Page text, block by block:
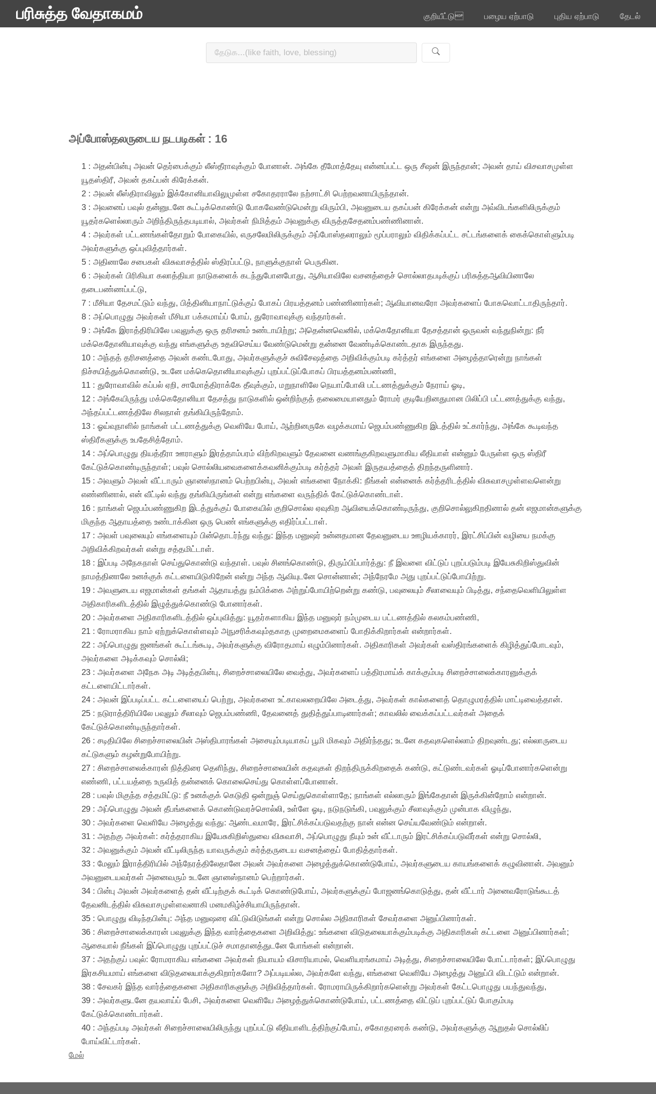
பரிசுத்த வேதாகமம் குறியீட்டு பழைய ஏற்பாடு புதிய ஏற்பாடு தேடல்
அப்போஸ்தலருடைய நடபடிகள் : 16
1 : அதன்பின்பு அவன் தெர்பைக்கும் லீஸ்தீராவுக்கும் போனான். அங்கே தீமோத்தேயு என்னப்பட்ட ஒரு சீஷன் இருந்தான்; அவன் தாய் விசவாசமுள்ள
யூதஸ்திரீ, அவன் தகப்பன் கிரேக்கன்.
2 : அவன் லீஸ்திராவிலும் இக்கோனியாவிலுமுள்ள சகோதரராலே நற்சாட்சி பெற்றவனாயிருந்தான்.
3 : அவனைப் பவுல் தன்னுடனே கூட்டிக்கொண்டு போகவேண்டுமென்று விரும்பி, அவனுடைய தகப்பன் கிரேக்கன் என்று அவ்விடங்களிலிருக்கும்
யூதர்களெல்லாரும் அறிந்திருந்தபடியால், அவர்கள் நிமித்தம் அவனுக்கு விருத்தசேதனம்பண்ணினான்.
4 : அவர்கள் பட்டணங்கள்தோறும் போகையில், எருசலேமிலிருக்கும் அப்போஸ்தலராலும் மூப்பராலும் விதிக்கப்பட்ட சட்டங்களைக் கைக்கொள்ளும்படி
அவர்களுக்கு ஒப்புவித்தார்கள்.
5 : அதினாலே சபைகள் விசுவாசத்தில் ஸ்திரப்பட்டு, நாளுக்குநாள் பெருகின.
6 : அவர்கள் பிரிகியா கலாத்தியா நாடுகளைக் கடந்துபோனபோது, ஆசியாவிலே வசனத்தைச் சொல்லாதபடிக்குப் பரிசுத்தஆவியினாலே
தடைபண்ணப்பட்டு,
7 : மீசியா தேசமட்டும் வந்து, பித்தினியாநாட்டுக்குப் போகப் பிரயத்தனம் பண்ணினார்கள்; ஆவியானவரோ அவர்களைப் போகவொட்டாதிருந்தார்.
8 : அப்பொழுது அவர்கள் மீசியா பக்கமாய்ப் போய், துரோவாவுக்கு வந்தார்கள்.
9 : அங்கே இராத்திரியிலே பவுலுக்கு ஒரு தரிசனம் உண்டாயிற்று; அதென்னவெனில், மக்கெதோனியா தேசத்தான் ஒருவன் வந்துநின்று: நீர்
மக்கெதோனியாவுக்கு வந்து எங்களுக்கு உதவிசெய்ய வேண்டுமென்று தன்னை வேண்டிக்கொண்டதாக இருந்தது.
10 : அந்தத் தரிசனத்தை அவன் கண்டபோது, அவர்களுக்குச் சுவிசேஷத்தை அறிவிக்கும்படி கர்த்தர் எங்களை அழைத்தாரென்று நாங்கள்
நிச்சயித்துக்கொண்டு, உடனே மக்கெதொனியாவுக்குப் புறப்பட்டுப்போகப் பிரயத்தனம்பண்ணி,
11 : துரோவாவில் கப்பல் ஏறி, சாமோத்திராக்கே தீவுக்கும், மறுநாளிலே நெயாப்போலி பட்டணத்துக்கும் நேராய் ஓடி,
12 : அங்கேயிருந்து மக்கெதோனியா தேசத்து நாடுகளில் ஒன்றிற்குத் தலைமையானதும் ரோமர் குடியேறினதுமான பிலிப்பி பட்டணத்துக்கு வந்து,
அந்தப்பட்டணத்திலே சிலநாள் தங்கியிருந்தோம்.
13 : ஓய்வுநாளில் நாங்கள் பட்டணத்துக்கு வெளியே போய், ஆற்றினருகே வழக்கமாய் ஜெபம்பண்ணுகிற இடத்தில் உட்கார்ந்து, அங்கே கூடிவந்த
ஸ்திரீகளுக்கு உபதேசித்தோம்.
14 : அப்பொழுது தியத்தீரா ஊராளும் இரத்தாம்பரம் விற்கிறவளும் தேவனை வணங்குகிறவளுமாகிய லீதியாள் என்னும் பேருள்ள ஒரு ஸ்திரீ
கேட்டுக்கொண்டிருந்தாள்; பவுல் சொல்லியவைகளைக்கவனிக்கும்படி கர்த்தர் அவள் இருதயத்தைத் திறந்தருளினார்.
15 : அவளும் அவள் வீட்டாரும் ஞானஸ்நானம் பெற்றபின்பு, அவள் எங்களை நோக்கி: நீங்கள் என்னைக் கர்த்தரிடத்தில் விசுவாசமுள்ளவளென்று
எண்ணினால், என் வீட்டில் வந்து தங்கியிருங்கள் என்று எங்களை வருந்திக் கேட்டுக்கொண்டாள்.
16 : நாங்கள் ஜெபம்பண்ணுகிற இடத்துக்குப் போகையில் குறிசொல்ல ஏவுகிற ஆவியைக்கொண்டிருந்து, குறிசொல்லுகிறதினால் தன் எஜமான்களுக்கு
மிகுந்த ஆதாயத்தை உண்டாக்கின ஒரு பெண் எங்களுக்கு எதிர்ப்பட்டாள்.
17 : அவள் பவுலையும் எங்களையும் பின்தொடர்ந்து வந்து: இந்த மனுஷர் உன்னதமான தேவனுடைய ஊழியக்காரர், இரட்சிப்பின் வழியை நமக்கு
அறிவிக்கிறவர்கள் என்று சத்தமிட்டாள்.
18 : இப்படி அநேகநாள் செய்துகொண்டு வந்தாள். பவுல் சினங்கொண்டு, திரும்பிப்பார்த்து: நீ இவளை விட்டுப் புறப்படும்படி இயேசுகிறிஸ்துவின்
நாமத்தினாலே உனக்குக் கட்டளையிடுகிறேன் என்று அந்த ஆவியுடனே சொன்னான்; அந்நேரமே அது புறப்பட்டுப்போயிற்று.
19 : அவளுடைய எஜமான்கள் தங்கள் ஆதாயத்து நம்பிக்கை அற்றுப்போயிற்றென்று கண்டு, பவுலையும் சீலாவையும் பிடித்து, சந்தைவெளியிலுள்ள
அதிகாரிகளிடத்தில் இழுத்துக்கொண்டு போனார்கள்.
20 : அவர்களை அதிகாரிகளிடத்தில் ஒப்புவித்து: யூதர்களாகிய இந்த மனுஷர் நம்முடைய பட்டணத்தில் கலகம்பண்ணி,
21 : ரோமராகிய நாம் ஏற்றுக்கொள்ளவும் அநுசரிக்கவும்தகாத முறைமைகளைப் போதிக்கிறார்கள் என்றார்கள்.
22 : அப்பொழுது ஜனங்கள் கூட்டங்கூடி, அவர்களுக்கு விரோதமாய் எழும்பினார்கள். அதிகாரிகள் அவர்கள் வஸ்திரங்களைக் கிழித்துப்போடவும்,
அவர்களை அடிக்கவும் சொல்லி;
23 : அவர்களை அநேக அடி அடித்தபின்பு, சிறைச்சாலையிலே வைத்து, அவர்களைப் பத்திரமாய்க் காக்கும்படி சிறைச்சாலைக்காரனுக்குக்
கட்டளையிட்டார்கள்.
24 : அவன் இப்படிப்பட்ட கட்டளையைப் பெற்று, அவர்களை உட்காவலறையிலே அடைத்து, அவர்கள் கால்களைத் தொழுமரத்தில் மாட்டிவைத்தான்.
25 : நடுராத்திரியிலே பவுலும் சீலாவும் ஜெபம்பண்ணி, தேவனைத் துதித்துப்பாடினார்கள்; காவலில் வைக்கப்பட்டவர்கள் அதைக்
கேட்டுக்கொண்டிருந்தார்கள்.
26 : சடிதியிலே சிறைச்சாலையின் அஸ்திபாரங்கள் அசையும்படியாகப் பூமி மிகவும் அதிர்ந்தது; உடனே கதவுகளெல்லாம் திறவுண்டது; எல்லாருடைய
கட்டுகளும் கழன்றுபோயிற்று.
27 : சிறைச்சாலைக்காரன் நித்திரை தெளிந்து, சிறைச்சாலையின் கதவுகள் திறந்திருக்கிறதைக் கண்டு, கட்டுண்டவர்கள் ஓடிப்போனார்களென்று
எண்ணி, பட்டயத்தை உருவித் தன்னைக் கொலைசெய்து கொள்ளப்போனான்.
28 : பவுல் மிகுந்த சத்தமிட்டு: நீ உனக்குக் கெடுதி ஒன்றுஞ் செய்துகொள்ளாதே; நாங்கள் எல்லாரும் இங்கேதான் இருக்கின்றோம் என்றான்.
29 : அப்பொழுது அவன் தீபங்களைக் கொண்டுவரச்சொல்லி, உள்ளே ஓடி, நடுநடுங்கி, பவுலுக்கும் சீலாவுக்கும் முன்பாக விழுந்து,
30 : அவர்களை வெளியே அழைத்து வந்து: ஆண்டவமாரே, இரட்சிக்கப்படுவதற்கு நான் என்ன செய்யவேண்டும் என்றான்.
31 : அதற்கு அவர்கள்: கர்த்தராகிய இயேசுகிறிஸ்துவை விசுவாசி, அப்பொழுது நீயும் உன் வீட்டாரும் இரட்சிக்கப்படுவீர்கள் என்று சொல்லி,
32 : அவனுக்கும் அவன் வீட்டிலிருந்த யாவருக்கும் கர்த்தருடைய வசனத்தைப் போதித்தார்கள்.
33 : மேலும் இராத்திரியில் அந்நேரத்திலேதானே அவன் அவர்களை அழைத்துக்கொண்டுபோய், அவர்களுடைய காயங்களைக் கழுவினான். அவனும்
அவனுடையவர்கள் அனைவரும் உடனே ஞானஸ்நானம் பெற்றார்கள்.
34 : பின்பு அவன் அவர்களைத் தன் வீட்டிற்குக் கூட்டிக் கொண்டுபோய், அவர்களுக்குப் போஜனங்கொடுத்து, தன் வீட்டார் அனைவரோடுங்கூடத்
தேவனிடத்தில் விசுவாசமுள்ளவனாகி மனமகிழ்ச்சியாயிருந்தான்.
35 : பொழுது விடிந்தபின்பு: அந்த மனுஷரை விட்டுவிடுங்கள் என்று சொல்ல அதிகாரிகள் சேவர்களை அனுப்பினார்கள்.
36 : சிறைச்சாலைக்காரன் பவுலுக்கு இந்த வார்த்தைகளை அறிவித்து: உங்களை விடுதலையாக்கும்படிக்கு அதிகாரிகள் கட்டளை அனுப்பினார்கள்;
ஆகையால் நீங்கள் இப்பொழுது புறப்பட்டுச் சமாதானத்துடனே போங்கள் என்றான்.
37 : அதற்குப் பவுல்: ரோமராகிய எங்களை அவர்கள் நியாயம் விசாரியாமல், வெளியரங்கமாய் அடித்து, சிறைச்சாலையிலே போட்டார்கள்; இப்பொழுது
இரகசியமாய் எங்களை விடுதலையாக்குகிறார்களோ? அப்படியல்ல, அவர்களே வந்து, எங்களை வெளியே அழைத்து அனுப்பி விடட்டும் என்றான்.
38 : சேவகர் இந்த வார்த்தைகளை அதிகாரிகளுக்கு அறிவித்தார்கள். ரோமராயிருக்கிறார்களென்று அவர்கள் கேட்டபொழுது பயந்துவந்து,
39 : அவர்களுடனே தயவாய்ப் பேசி, அவர்களை வெளியே அழைத்துக்கொண்டுபோய், பட்டணத்தை விட்டுப் புறப்பட்டுப் போகும்படி
கேட்டுக்கொண்டார்கள்.
40 : அந்தப்படி அவர்கள் சிறைச்சாலையிலிருந்து புறப்பட்டு லீதியாளிடத்திற்குப்போய், சகோதரரைக் கண்டு, அவர்களுக்கு ஆறுதல் சொல்லிப்
போய்விட்டார்கள்.
மேல்